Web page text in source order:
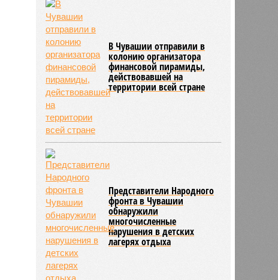
В Чувашии отправили в
колонию организатора
финансовой пирамиды,
действовавшей на
территории всей стране
Представители Народного
фронта в Чувашии
обнаружили
многочисленные
нарушения в детских
лагерях отдыха